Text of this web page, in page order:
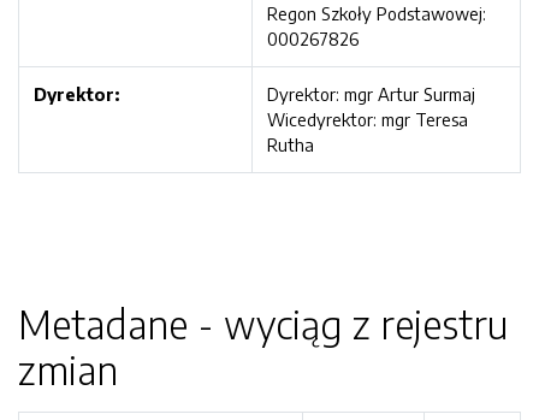
Regon Szkoły Podstawowej:
000267826
Dyrektor:
Dyrektor: mgr Artur Surmaj
Wicedyrektor: mgr Teresa
Rutha
Metadane - wyciąg z rejestru
zmian